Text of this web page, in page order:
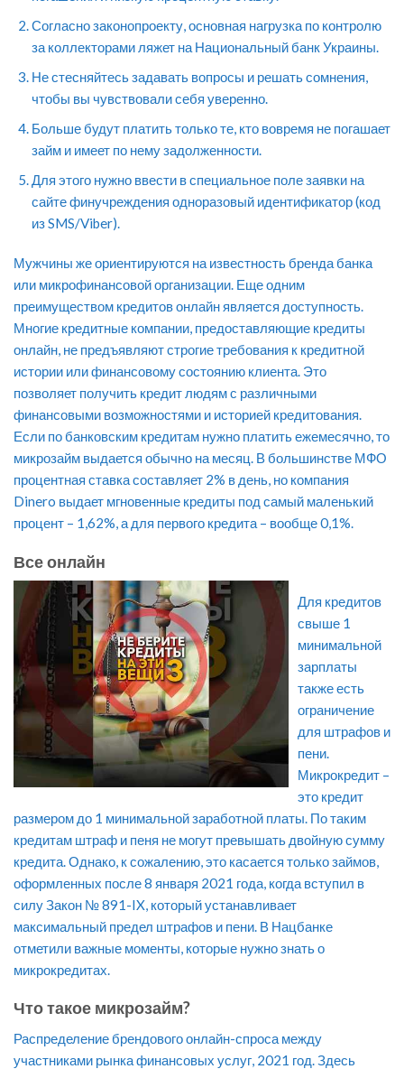
Согласно законопроекту, основная нагрузка по контролю
за коллекторами ляжет на Национальный банк Украины.
Не стесняйтесь задавать вопросы и решать сомнения,
чтобы вы чувствовали себя уверенно.
Больше будут платить только те, кто вовремя не погашает
займ и имеет по нему задолженности.
Для этого нужно ввести в специальное поле заявки на
сайте финучреждения одноразовый идентификатор (код
из SMS/Viber).
Мужчины же ориентируются на известность бренда банка
или микрофинансовой организации. Еще одним
преимуществом кредитов онлайн является доступность.
Многие кредитные компании, предоставляющие кредиты
онлайн, не предъявляют строгие требования к кредитной
истории или финансовому состоянию клиента. Это
позволяет получить кредит людям с различными
финансовыми возможностями и историей кредитования.
Если по банковским кредитам нужно платить ежемесячно, то
микрозайм выдается обычно на месяц. В большинстве МФО
процентная ставка составляет 2% в день, но компания
Dinero выдает мгновенные кредиты под самый маленький
процент – 1,62%, а для первого кредита – вообще 0,1%.
Все онлайн
Для кредитов
свыше 1
минимальной
зарплаты
также есть
ограничение
для штрафов и
пени.
Микрокредит –
это кредит
размером до 1 минимальной заработной платы. По таким
кредитам штраф и пеня не могут превышать двойную сумму
кредита. Однако, к сожалению, это касается только займов,
оформленных после 8 января 2021 года, когда вступил в
силу Закон № 891-IX, который устанавливает
максимальный предел штрафов и пени. В Нацбанке
отметили важные моменты, которые нужно знать о
микрокредитах.
Что такое микрозайм?
Распределение брендового онлайн-спроса между
участниками рынка финансовых услуг, 2021 год. Здесь